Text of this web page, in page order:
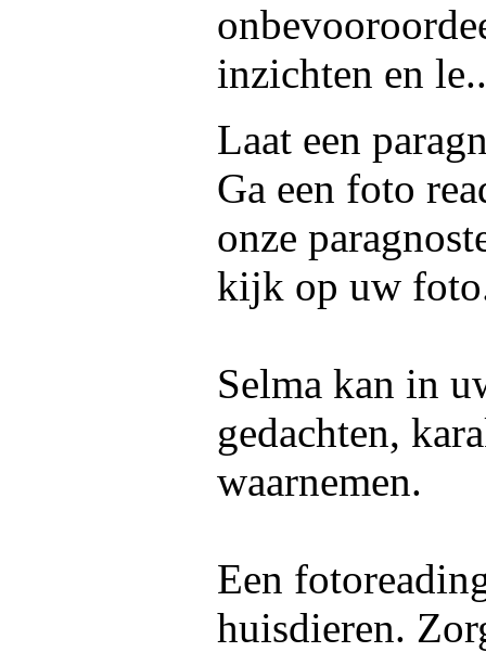
inzichten en le..
Laat een
Ga een foto
onze
kijk op uw
Selma kan in
gedachten,
waarnemen.
Een
huisdieren.